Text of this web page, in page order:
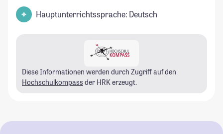
Hauptunterrichtssprache: Deutsch
Diese Informationen werden durch Zugriff auf den
Hochschulkompass der HRK erzeugt.